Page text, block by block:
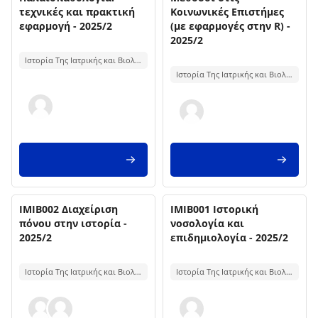
τεχνικές και πρακτική
εφαρμογή - 2025/2
Ιστορία Της Ιατρικής και Βιολογική Ανθρωπολογία: Υγεία, Νόσος και Φυσική Επιλογή
Κοινωνικές Επιστήμες
(με εφαρμογές στην R) -
2025/2
Ιστορία Της Ιατρικής και Βιολογική Ανθρωπολογία: Υγεία, Νόσος και Φυσική Επιλογή
Immagine del corso
Titolo del corso
ΙΜΙΒ002 Διαχείριση
πόνου στην ιστορία -
2025/2
Ιστορία Της Ιατρικής και Βιολογική Ανθρωπολογία: Υγεία, Νόσος και Φυσική Επιλογή
Immagine del corso
Titolo del corso
ΙΜΙΒ001 Ιστορική
νοσολογία και
επιδημιολογία - 2025/2
Ιστορία Της Ιατρικής και Βιολογική Ανθρωπολογία: Υγεία, Νόσος και Φυσική Επιλογή